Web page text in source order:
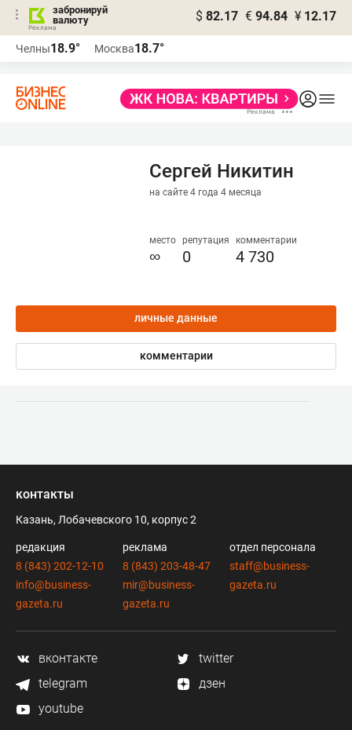
забронируй
валюту
$ 82.17 € 94.84 ¥ 12.17
Челны18.9° Москва18.7°
Сергей Никитин
на сайте 4 года 4 месяца
место
∞
репутация
0
комментарии
4 730
личные данные
комментарии
контакты
Казань, Лобачевского 10, корпус 2
редакция
8 (843) 202-12-10
info@business-
gazeta.ru
реклама
8 (843) 203-48-47
mir@business-
gazeta.ru
отдел персонала
staff@business-
gazeta.ru
вконтакте
twitter
telegram
дзен
youtube